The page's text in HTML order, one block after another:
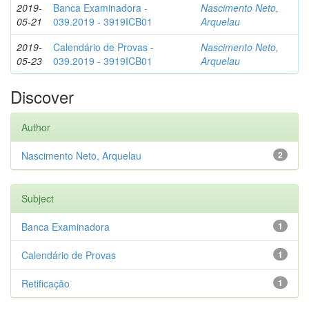
2019-
05-21
Banca Examinadora -
039.2019 - 3919ICB01
Nascimento Neto,
Arquelau
2019-
05-23
Calendário de Provas -
039.2019 - 3919ICB01
Nascimento Neto,
Arquelau
Discover
Author
2
Nascimento Neto, Arquelau
Subject
1
Banca Examinadora
1
Calendário de Provas
1
Retificação